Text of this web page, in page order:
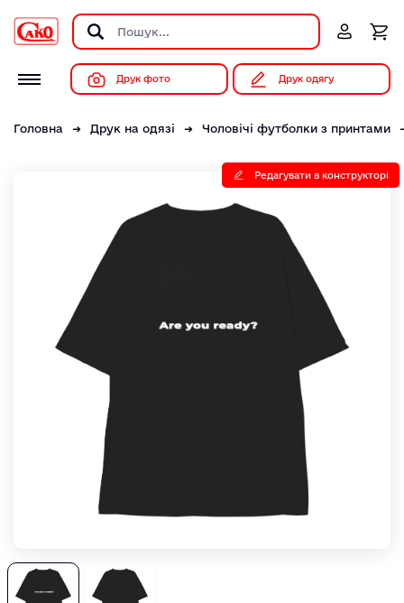
Друк фото Друк одягу
Головна Друк на одязі Чоловічі футболки з принтами
Редагувати в конструкторі